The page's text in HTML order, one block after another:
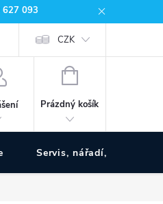
093
CZK
NÁKUPNÍ
Prázdný košík
Servis, nářadí, pumpy